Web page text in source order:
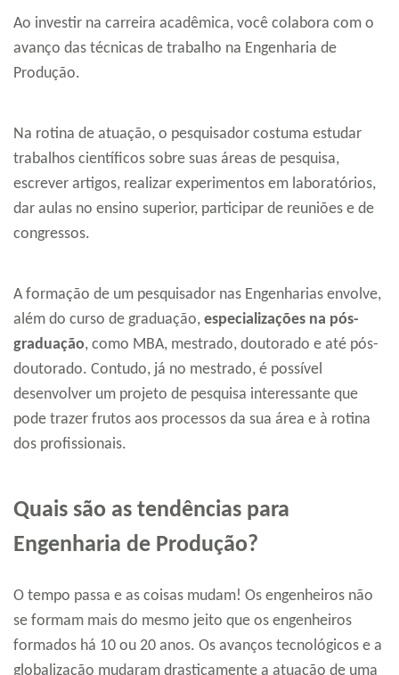
Ao investir na carreira acadêmica, você colabora com o
avanço das técnicas de trabalho na Engenharia de
Produção.
Na rotina de atuação, o pesquisador costuma estudar
trabalhos científicos sobre suas áreas de pesquisa,
escrever artigos, realizar experimentos em laboratórios,
dar aulas no ensino superior, participar de reuniões e de
congressos.
A formação de um pesquisador nas Engenharias envolve,
além do curso de graduação, especializações na pós-
graduação, como MBA, mestrado, doutorado e até pós-
doutorado. Contudo, já no mestrado, é possível
desenvolver um projeto de pesquisa interessante que
pode trazer frutos aos processos da sua área e à rotina
dos profissionais.
Quais são as tendências para
Engenharia de Produção?
O tempo passa e as coisas mudam! Os engenheiros não
se formam mais do mesmo jeito que os engenheiros
formados há 10 ou 20 anos. Os avanços tecnológicos e a
globalização mudaram drasticamente a atuação de uma